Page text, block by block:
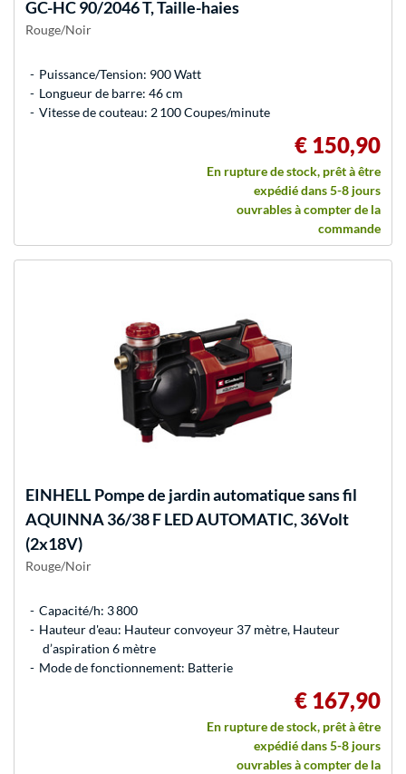
GC-HC 90/2046 T, Taille-haies
Rouge/Noir
Puissance/Tension: 900 Watt
Longueur de barre: 46 cm
Vitesse de couteau: 2 100 Coupes/minute
€ 150,90
En rupture de stock, prêt à être
expédié dans 5-8 jours
ouvrables à compter de la
commande
EINHELL Pompe de jardin automatique sans fil
AQUINNA 36/38 F LED AUTOMATIC, 36Volt
(2x18V)
Rouge/Noir
Capacité/h: 3 800
Hauteur d'eau: Hauteur convoyeur 37 mètre, Hauteur
d’aspiration 6 mètre
Mode de fonctionnement: Batterie
€ 167,90
En rupture de stock, prêt à être
expédié dans 5-8 jours
ouvrables à compter de la